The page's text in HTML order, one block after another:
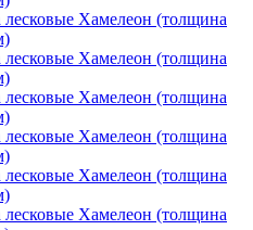
лесковые Хамелеон (толщина
лесковые Хамелеон (толщина
лесковые Хамелеон (толщина
лесковые Хамелеон (толщина
лесковые Хамелеон (толщина
лесковые Хамелеон (толщина